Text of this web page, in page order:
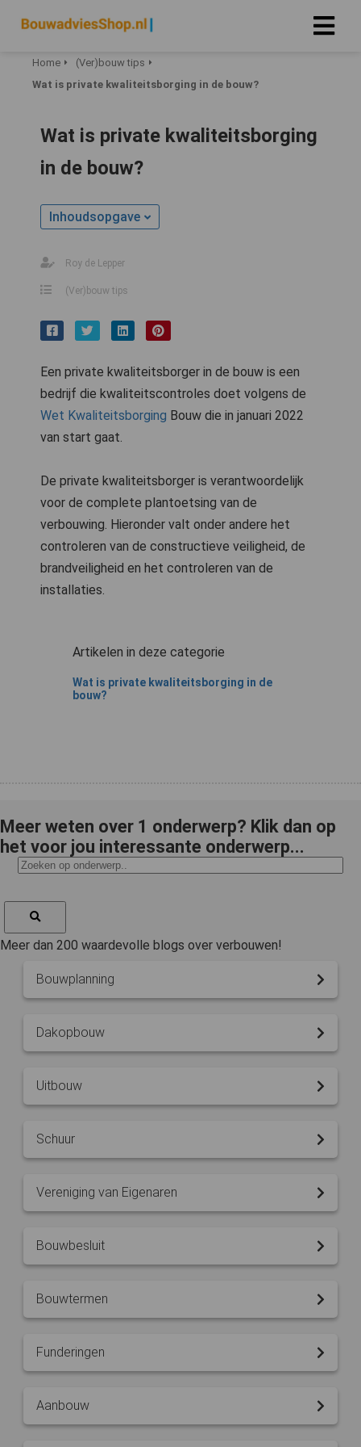
Home
(Ver)bouw tips
Wat is private kwaliteitsborging in de bouw?
Wat is private kwaliteitsborging
in de bouw?
Inhoudsopgave
Roy de Lepper
(Ver)bouw tips
Een private kwaliteitsborger in de bouw is een
bedrijf die kwaliteitscontroles doet volgens de
Wet Kwaliteitsborging Bouw die in januari 2022
van start gaat.
De private kwaliteitsborger is verantwoordelijk
voor de complete plantoetsing van de
verbouwing. Hieronder valt onder andere het
controleren van de constructieve veiligheid, de
brandveiligheid en het controleren van de
installaties.
Artikelen in deze categorie
Wat is private kwaliteitsborging in de
bouw?
Meer weten over 1 onderwerp? Klik dan op
het voor jou interessante onderwerp...
Meer dan 200 waardevolle blogs over verbouwen!
Bouwplanning
Dakopbouw
Uitbouw
Schuur
Vereniging van Eigenaren
Bouwbesluit
Bouwtermen
Funderingen
Aanbouw